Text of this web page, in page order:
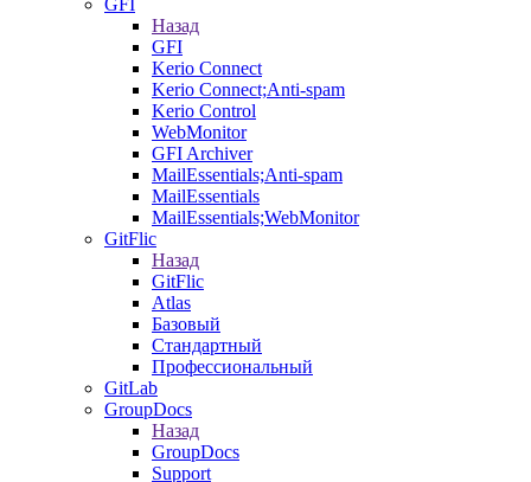
GFI
Назад
GFI
Kerio Connect
Kerio Connect;Anti-spam
Kerio Control
WebMonitor
GFI Archiver
MailEssentials;Anti-spam
MailEssentials
MailEssentials;WebMonitor
GitFlic
Назад
GitFlic
Atlas
Базовый
Стандартный
Профессиональный
GitLab
GroupDocs
Назад
GroupDocs
Support